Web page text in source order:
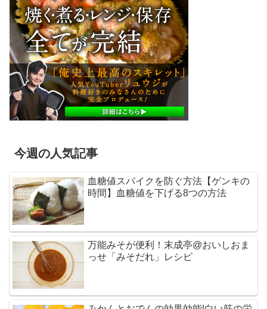
今週の人気記事
血糖値スパイクを防ぐ方法【ゲンキの
時間】血糖値を下げる8つの方法
万能みそが便利！末成亭@おいしおま
っせ「みそだれ」レシピ